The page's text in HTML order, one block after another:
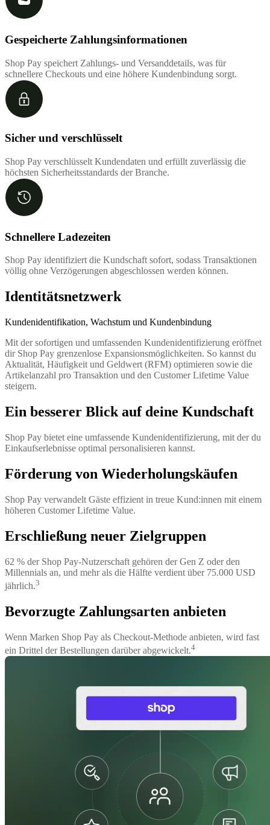
Gespeicherte Zahlungsinformationen
Shop Pay speichert Zahlungs- und Versanddetails, was für
schnellere Checkouts und eine höhere Kundenbindung sorgt.
Sicher und verschlüsselt
Shop Pay verschlüsselt Kundendaten und erfüllt zuverlässig die
höchsten Sicherheitsstandards der Branche.
Schnellere Ladezeiten
Shop Pay identifiziert die Kundschaft sofort, sodass Transaktionen
völlig ohne Verzögerungen abgeschlossen werden können.
Identitätsnetzwerk
Kundenidentifikation, Wachstum und Kundenbindung
Mit der sofortigen und umfassenden Kundenidentifizierung eröffnet
dir Shop Pay grenzenlose Expansionsmöglichkeiten. So kannst du
Aktualität, Häufigkeit und Geldwert (RFM) optimieren sowie die
Artikelanzahl pro Transaktion und den Customer Lifetime Value
steigern.
Ein besserer Blick auf deine Kundschaft
Shop Pay bietet eine umfassende Kundenidentifizierung, mit der du
Einkaufserlebnisse optimal personalisieren kannst.
Förderung von Wiederholungskäufen
Shop Pay verwandelt Gäste effizient in treue Kund:innen mit einem
höheren Customer Lifetime Value.
Erschließung neuer Zielgruppen
62 % der Shop Pay-Nutzerschaft gehören der Gen Z oder den
Millennials an, und mehr als die Hälfte verdient über 75.000 USD
jährlich.3
Bevorzugte Zahlungsarten anbieten
Wenn Marken Shop Pay als Checkout-Methode anbieten, wird fast
ein Drittel der Bestellungen darüber abgewickelt.4